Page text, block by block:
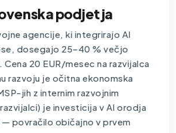
podjetja
agencije, ki integrirajo AI
dosegajo 25–40 % večjo
20 EUR/mesec na razvijalca
razvoju je očitna ekonomska
jih z internim razvojnim
je investicija v AI orodja
povračilo običajno v prvem